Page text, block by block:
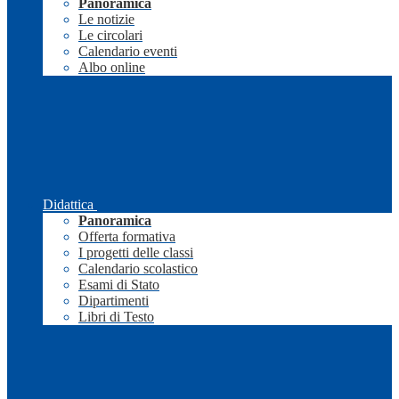
Panoramica
Le notizie
Le circolari
Calendario eventi
Albo online
Didattica
Panoramica
Offerta formativa
I progetti delle classi
Calendario scolastico
Esami di Stato
Dipartimenti
Libri di Testo